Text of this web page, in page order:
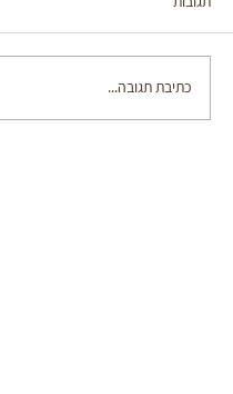
3 מתכוני נשנושים בריאים
כתיבת תגובה...